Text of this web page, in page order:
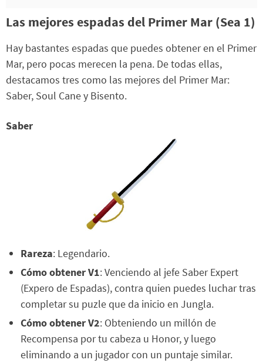
Las mejores espadas del Primer Mar (Sea 1)
Hay bastantes espadas que puedes obtener en el Primer
Mar, pero pocas merecen la pena. De todas ellas,
destacamos tres como las mejores del Primer Mar:
Saber, Soul Cane y Bisento.
Saber
Rareza: Legendario.
Cómo obtener V1: Venciendo al jefe Saber Expert
(Expero de Espadas), contra quien puedes luchar tras
completar su puzle que da inicio en Jungla.
Cómo obtener V2: Obteniendo un millón de
Recompensa por tu cabeza u Honor, y luego
eliminando a un jugador con un puntaje similar.